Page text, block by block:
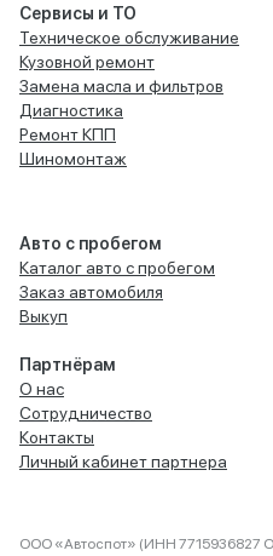
Сервисы и ТО
Техническое обслуживание
Кузовной ремонт
Замена масла и фильтров
Диагностика
Ремонт КПП
Шиномонтаж
Авто с пробегом
Каталог авто с пробегом
Заказ автомобиля
Выкуп
Партнёрам
О нас
Сотрудничество
Контакты
Личный кабинет партнера
ООО «Автоспот» (ИНН 7715936827